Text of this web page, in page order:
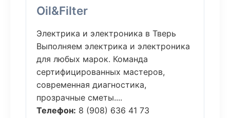
Oil&Filter
Электрика и электроника в Тверь
Выполняем электрика и электроника
для любых марок. Команда
сертифицированных мастеров,
современная диагностика,
прозрачные сметы....
Телефон: 8 (908) 636 41 73